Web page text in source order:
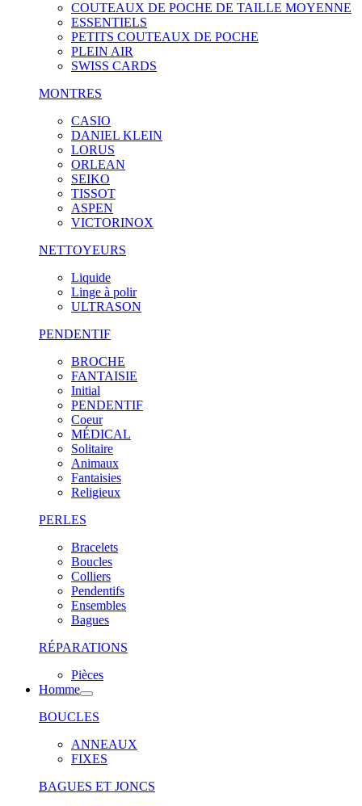
COUTEAUX DE POCHE DE TAILLE MOYENNE
ESSENTIELS
PETITS COUTEAUX DE POCHE
PLEIN AIR
SWISS CARDS
MONTRES
CASIO
DANIEL KLEIN
LORUS
ORLEAN
SEIKO
TISSOT
ASPEN
VICTORINOX
NETTOYEURS
Liquide
Linge à polir
ULTRASON
PENDENTIF
BROCHE
FANTAISIE
Initial
PENDENTIF
Coeur
MÉDICAL
Solitaire
Animaux
Fantaisies
Religieux
PERLES
Bracelets
Boucles
Colliers
Pendentifs
Ensembles
Bagues
RÉPARATIONS
Pièces
Homme
BOUCLES
ANNEAUX
FIXES
BAGUES ET JONCS